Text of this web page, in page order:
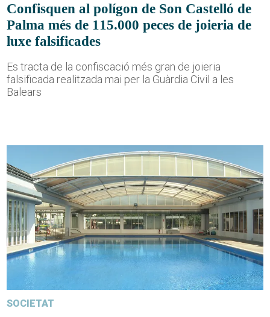
Confisquen al polígon de Son Castelló de
Palma més de 115.000 peces de joieria de
luxe falsificades
Es tracta de la confiscació més gran de joieria
falsificada realitzada mai per la Guàrdia Civil a les
Balears
SOCIETAT